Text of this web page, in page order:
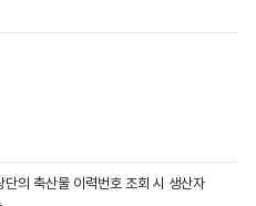
단의 축산물 이력번호 조회 시 생산자